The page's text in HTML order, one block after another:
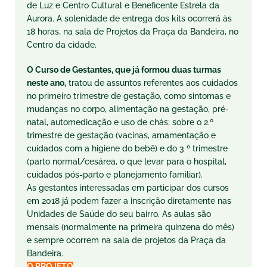
de Luz e Centro Cultural e Beneficente Estrela da
Aurora. A solenidade de entrega dos kits ocorrerá às
18 horas, na sala de Projetos da Praça da Bandeira, no
Centro da cidade.
O Curso de Gestantes, que já formou duas turmas
neste ano, tratou de assuntos referentes aos cuidados
no primeiro trimestre de gestação, como sintomas e
mudanças no corpo, alimentação na gestação, pré-
natal, automedicação e uso de chás; sobre o 2.º
trimestre de gestação (vacinas, amamentação e
cuidados com a higiene do bebê) e do 3 º trimestre
(parto normal/cesárea, o que levar para o hospital,
cuidados pós-parto e planejamento familiar).
As gestantes interessadas em participar dos cursos
em 2018 já podem fazer a inscrição diretamente nas
Unidades de Saúde do seu bairro. As aulas são
mensais (normalmente na primeira quinzena do mês)
e sempre ocorrem na sala de projetos da Praça da
Bandeira.